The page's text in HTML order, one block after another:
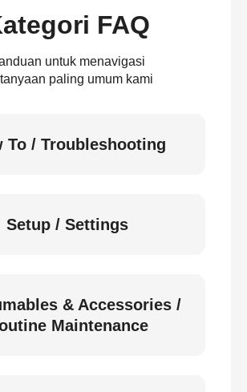
FAQ
untuk menavigasi
paling umum kami
To / Troubleshooting
Setup / Settings
& Accessories /
Maintenance